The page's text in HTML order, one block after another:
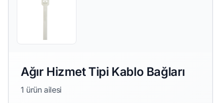
Ağır Hizmet Tipi Kablo Bağları
1 ürün ailesi